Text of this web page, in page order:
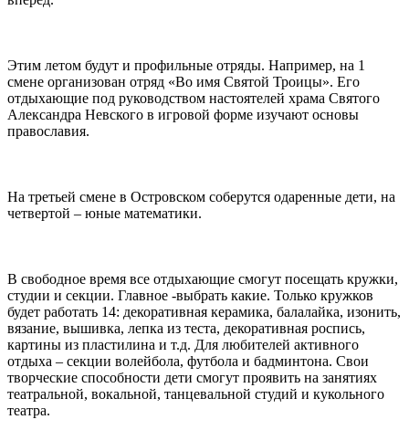
Этим летом будут и профильные отряды. Например, на 1
смене организован отряд «Во имя Святой Троицы». Его
отдыхающие под руководством настоятелей храма Святого
Александра Невского в игровой форме изучают основы
православия.
На третьей смене в Островском соберутся одаренные дети, на
четвертой – юные математики.
В свободное время все отдыхающие смогут посещать кружки,
студии и секции. Главное -выбрать какие. Только кружков
будет работать 14: декоративная керамика, балалайка, изонить,
вязание, вышивка, лепка из теста, декоративная роспись,
картины из пластилина и т.д. Для любителей активного
отдыха – секции волейбола, футбола и бадминтона. Свои
творческие способности дети смогут проявить на занятиях
театральной, вокальной, танцевальной студий и кукольного
театра.